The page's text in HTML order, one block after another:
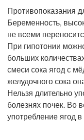
Противопоказания
Беременность,
не всеми
При гипотонии
больших
смеси сока ягод с
желудочного сока
Нельзя длительно
болезнях почек. Во
употребление ягод